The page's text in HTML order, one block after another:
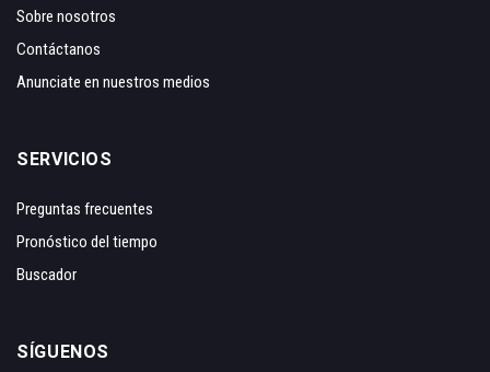
Sobre nosotros
Contáctanos
Anunciate en nuestros medios
SERVICIOS
Preguntas frecuentes
Pronóstico del tiempo
Buscador
SÍGUENOS